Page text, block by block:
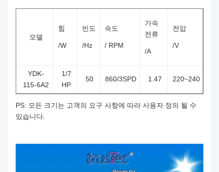
모델
힘
/W
빈도
/Hz
속도
/ RPM
가속
전류
/A
전압
/V
YDK-
115-6A2
1/7
HP
50 860/3SPD 1.47 220~240
PS: 모든 크기는 고객의 요구 사항에 따라 사용자 정의 될 수
있습니다.